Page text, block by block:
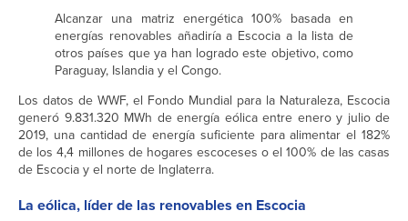
Alcanzar una matriz energética 100% basada en
energías renovables añadiría a Escocia a la lista de
otros países que ya han logrado este objetivo, como
Paraguay, Islandia y el Congo.
Los datos de WWF, el Fondo Mundial para la Naturaleza, Escocia
generó 9.831.320 MWh de energía eólica entre enero y julio de
2019, una cantidad de energía suficiente para alimentar el 182%
de los 4,4 millones de hogares escoceses o el 100% de las casas
de Escocia y el norte de Inglaterra.
La eólica, líder de las renovables en Escocia